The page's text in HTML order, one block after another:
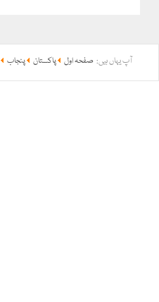
آپ یہاں ہیں: صفحہ اول پاکستان پنجاب